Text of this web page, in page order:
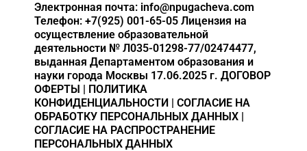
Электронная почта: info@npugacheva.com
Телефон: +7(925) 001-65-05 Лицензия на
осуществление образовательной
деятельности № Л035-01298-77/02474477,
выданная Департаментом образования и
науки города Москвы 17.06.2025 г. ДОГОВОР
ОФЕРТЫ | ПОЛИТИКА
КОНФИДЕНЦИАЛЬНОСТИ | СОГЛАСИЕ НА
ОБРАБОТКУ ПЕРСОНАЛЬНЫХ ДАННЫХ |
СОГЛАСИЕ НА РАСПРОСТРАНЕНИЕ
ПЕРСОНАЛЬНЫХ ДАННЫХ